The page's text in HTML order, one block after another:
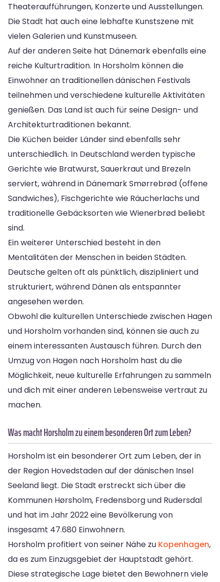
Theateraufführungen, Konzerte und Ausstellungen.
Die Stadt hat auch eine lebhafte Kunstszene mit
vielen Galerien und Kunstmuseen.
Auf der anderen Seite hat Dänemark ebenfalls eine
reiche Kulturtradition. In Horsholm können die
Einwohner an traditionellen dänischen Festivals
teilnehmen und verschiedene kulturelle Aktivitäten
genießen. Das Land ist auch für seine Design- und
Architekturtraditionen bekannt.
Die Küchen beider Länder sind ebenfalls sehr
unterschiedlich. In Deutschland werden typische
Gerichte wie Bratwurst, Sauerkraut und Brezeln
serviert, während in Dänemark Smørrebrød (offene
Sandwiches), Fischgerichte wie Räucherlachs und
traditionelle Gebäcksorten wie Wienerbrød beliebt
sind.
Ein weiterer Unterschied besteht in den
Mentalitäten der Menschen in beiden Städten.
Deutsche gelten oft als pünktlich, diszipliniert und
strukturiert, während Dänen als entspannter
angesehen werden.
Obwohl die kulturellen Unterschiede zwischen Hagen
und Horsholm vorhanden sind, können sie auch zu
einem interessanten Austausch führen. Durch den
Umzug von Hagen nach Horsholm hast du die
Möglichkeit, neue kulturelle Erfahrungen zu sammeln
und dich mit einer anderen Lebensweise vertraut zu
machen.
Was macht Horsholm zu einem besonderen Ort zum Leben?
Horsholm ist ein besonderer Ort zum Leben, der in
der Region Hovedstaden auf der dänischen Insel
Seeland liegt. Die Stadt erstreckt sich über die
Kommunen Hørsholm, Fredensborg und Rudersdal
und hat im Jahr 2022 eine Bevölkerung von
insgesamt 47.680 Einwohnern.
Horsholm profitiert von seiner Nähe zu Kopenhagen,
da es zum Einzugsgebiet der Hauptstadt gehört.
Diese strategische Lage bietet den Bewohnern viele